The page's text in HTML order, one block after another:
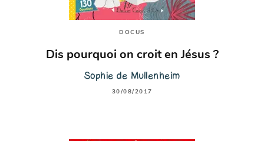
DOCUS
Dis pourquoi on croit en Jésus ?
Sophie de Mullenheim
30/08/2017